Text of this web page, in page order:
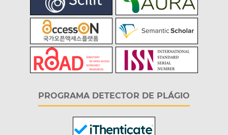
PROGRAMA DETECTOR DE PLÁGIO